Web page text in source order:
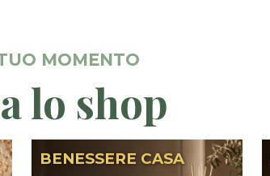
MOMENTO
lo shop
BENESSERE CASA